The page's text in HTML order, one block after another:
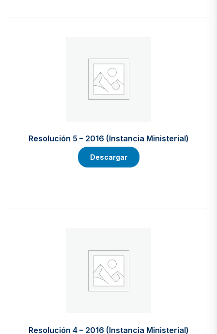
Resolución 5 – 2016 (Instancia Ministerial)
Descargar
Resolución 4 – 2016 (Instancia Ministerial)